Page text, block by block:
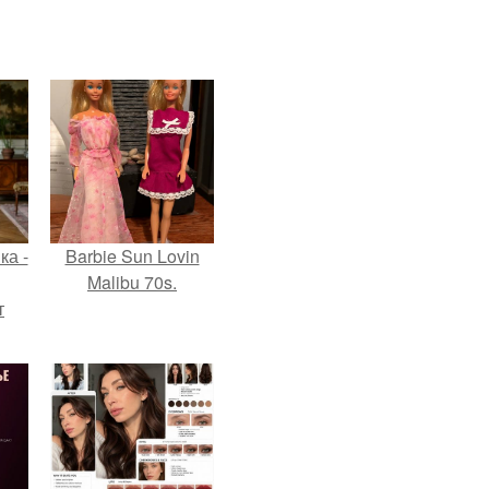
-
и
Barbie Sun Lovin
Malibu 70s.